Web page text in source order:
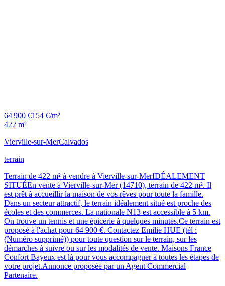
64 900 €154 €/m²
422 m²
Vierville-sur-MerCalvados
terrain
Terrain de 422 m² à vendre à Vierville-sur-MerIDÉALEMENT
SITUÉEn vente à Vierville-sur-Mer (14710), terrain de 422 m². Il
est prêt à accueillir la maison de vos rêves pour toute la famille.
Dans un secteur attractif, le terrain idéalement situé est proche des
écoles et des commerces. La nationale N13 est accessible à 5 km.
On trouve un tennis et une épicerie à quelques minutes.Ce terrain est
proposé à l'achat pour 64 900 €. Contactez Emilie HUE (tél :
(Numéro supprimé)) pour toute question sur le terrain, sur les
démarches à suivre ou sur les modalités de vente. Maisons France
Confort Bayeux est là pour vous accompagner à toutes les étapes de
votre projet.Annonce proposée par un Agent Commercial
Partenaire.